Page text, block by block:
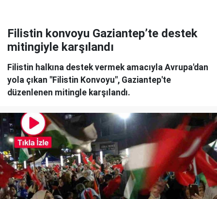
Filistin konvoyu Gaziantep’te destek
mitingiyle karşılandı
Filistin halkına destek vermek amacıyla Avrupa'dan
yola çıkan "Filistin Konvoyu", Gaziantep'te
düzenlenen mitingle karşılandı.